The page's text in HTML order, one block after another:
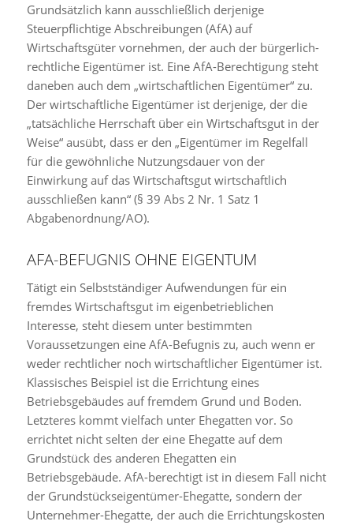
Grundsätzlich kann ausschließlich derjenige
Steuerpflichtige Abschreibungen (AfA) auf
Wirtschaftsgüter vornehmen, der auch der bürgerlich-
rechtliche Eigentümer ist. Eine AfA-Berechtigung steht
daneben auch dem „wirtschaftlichen Eigentümer“ zu.
Der wirtschaftliche Eigentümer ist derjenige, der die
„tatsächliche Herrschaft über ein Wirtschaftsgut in der
Weise“ ausübt, dass er den „Eigentümer im Regelfall
für die gewöhnliche Nutzungsdauer von der
Einwirkung auf das Wirtschaftsgut wirtschaftlich
ausschließen kann“ (§ 39 Abs 2 Nr. 1 Satz 1
Abgabenordnung/AO).
AFA-BEFUGNIS OHNE EIGENTUM
Tätigt ein Selbstständiger Aufwendungen für ein
fremdes Wirtschaftsgut im eigenbetrieblichen
Interesse, steht diesem unter bestimmten
Voraussetzungen eine AfA-Befugnis zu, auch wenn er
weder rechtlicher noch wirtschaftlicher Eigentümer ist.
Klassisches Beispiel ist die Errichtung eines
Betriebsgebäudes auf fremdem Grund und Boden.
Letzteres kommt vielfach unter Ehegatten vor. So
errichtet nicht selten der eine Ehegatte auf dem
Grundstück des anderen Ehegatten ein
Betriebsgebäude. AfA-berechtigt ist in diesem Fall nicht
der Grundstückseigentümer-Ehegatte, sondern der
Unternehmer-Ehegatte, der auch die Errichtungskosten